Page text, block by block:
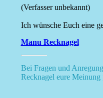
(Verfasser unbekannt)
Ich wünsche Euch eine
Manu Recknagel
Bei Fragen und
Recknagel eure Meinung